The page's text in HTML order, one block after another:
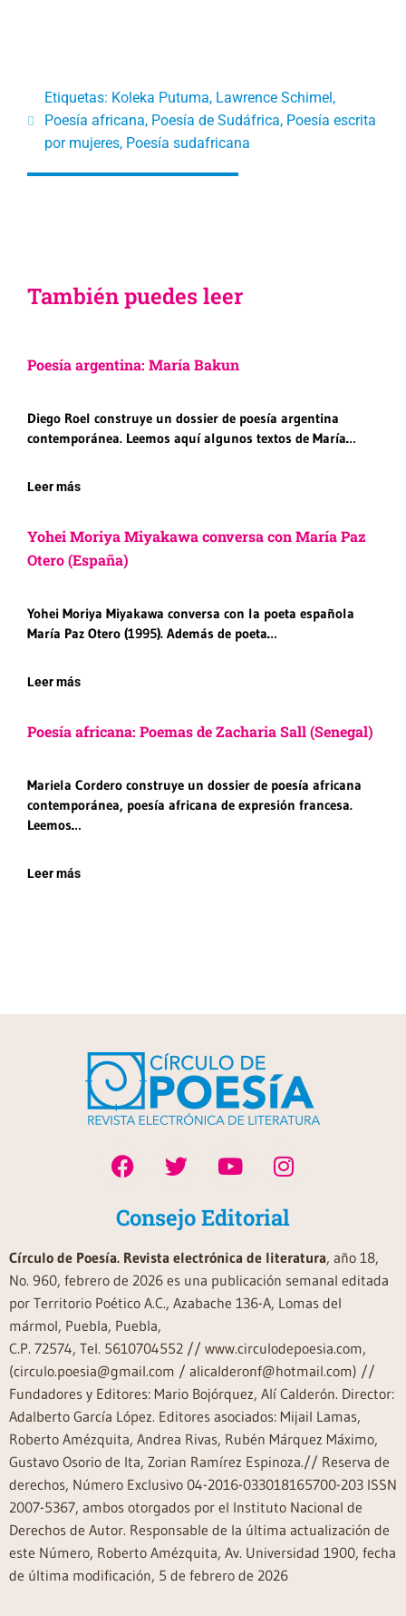
Etiquetas: Koleka Putuma, Lawrence Schimel ,
Poesía africana, Poesía de Sudáfrica, Poesía escrita
por mujeres, Poesía sudafricana
También puedes leer
Poesía argentina: María Bakun
Diego Roel construye un dossier de poesía argentina
contemporánea. Leemos aquí algunos textos de María…
Leer más
Yohei Moriya Miyakawa conversa con María Paz
Otero (España)
Yohei Moriya Miyakawa conversa con la poeta española
María Paz Otero (1995). Además de poeta…
Leer más
Poesía africana: Poemas de Zacharia Sall (Senegal)
Mariela Cordero construye un dossier de poesía africana
contemporánea, poesía africana de expresión francesa.
Leemos…
Leer más
Consejo Editorial
Círculo de Poesía. Revista electrónica de literatura, año 18,
No. 960, febrero de 2026 es una publicación semanal editada
por Territorio Poético A.C., Azabache 136-A, Lomas del
mármol, Puebla, Puebla,
C.P. 72574, Tel. 5610704552 // www.circulodepoesia.com,
(circulo.poesia@gmail.com / alicalderonf@hotmail.com) //
Fundadores y Editores: Mario Bojórquez, Alí Calderón. Director:
Adalberto García López. Editores asociados: Mijail Lamas,
Roberto Amézquita, Andrea Rivas, Rubén Márquez Máximo,
Gustavo Osorio de Ita, Zorian Ramírez Espinoza.// Reserva de
derechos, Número Exclusivo 04-2016-033018165700-203 ISSN
2007-5367, ambos otorgados por el Instituto Nacional de
Derechos de Autor. Responsable de la última actualización de
este Número, Roberto Amézquita, Av. Universidad 1900, fecha
de última modificación, 5 de febrero de 2026